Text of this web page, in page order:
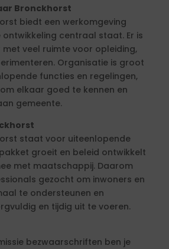
Bronckhorst
biedt een werkomgeving
centraal staat. Er is
veel ruimte voor opleiding,
Organisatie is groot
functies en regelingen,
elkaar goed te kennen en
gemeente.
staat voor uiteenlopende
groeit en beleid ontwikkelt
met maatschappij. Daarom
gezocht om inwoners en
te ondersteunen en
en tijdig uit te voeren.
bezwaarschriften ben je